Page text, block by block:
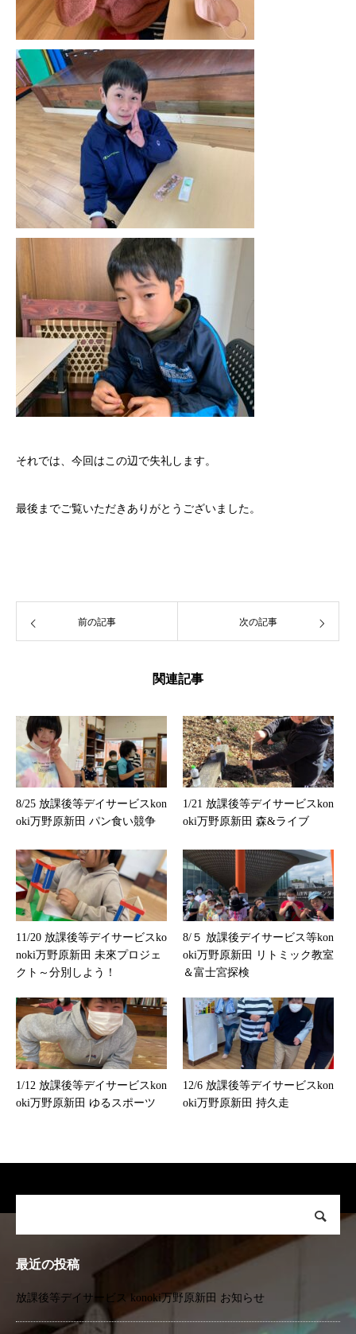
それでは、今回はこの辺で失礼します。
最後までご覧いただきありがとうございました。
前の記事 次の記事
関連記事
8/25 放課後等デイサービスkon
oki万野原新田 パン食い競争
1/21 放課後等デイサービスkon
oki万野原新田 森&ライブ
11/20 放課後等デイサービスko
noki万野原新田 未來プロジェ
クト～分別しよう！
8/５ 放課後デイサービス等kon
oki万野原新田 リトミック教室
＆富士宮探検
1/12 放課後等デイサービスkon
oki万野原新田 ゆるスポーツ
12/6 放課後等デイサービスkon
oki万野原新田 持久走
最近の投稿
放課後等デイサービス konoki万野原新田 お知らせ